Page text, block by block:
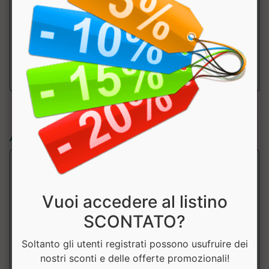
Zinco
liposomiale
33mg
pari a Zinco 10mg 100%
Articoli simili:
Vuoi accedere al listino
SCONTATO?
Soltanto gli utenti registrati possono usufruire dei
nostri sconti e delle offerte promozionali!